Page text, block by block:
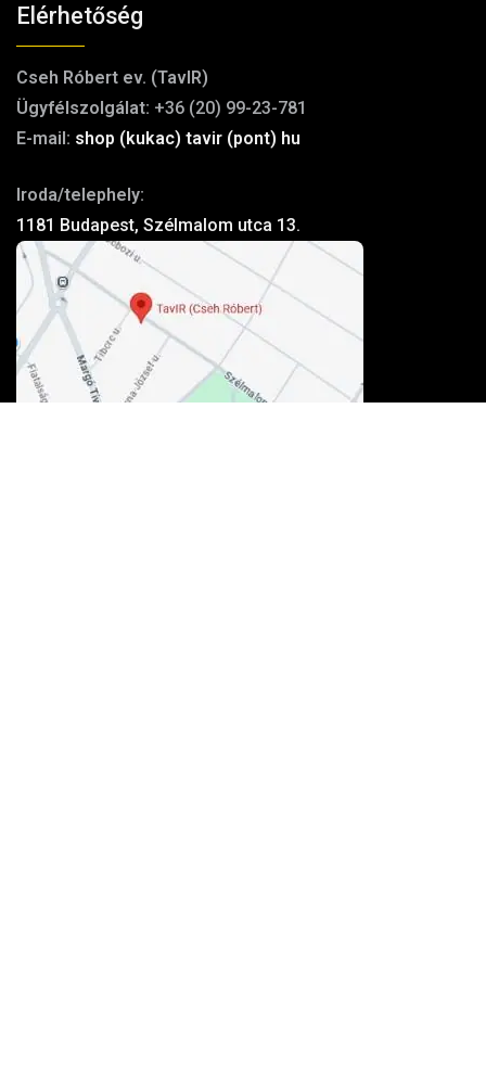
Elérhetőség
Cseh Róbert ev. (TavIR)
Ügyfélszolgálat: +36 (20) 99-23-781
E-mail: shop (kukac) tavir (pont) hu
Iroda/telephely:
1181 Budapest, Szélmalom utca 13.